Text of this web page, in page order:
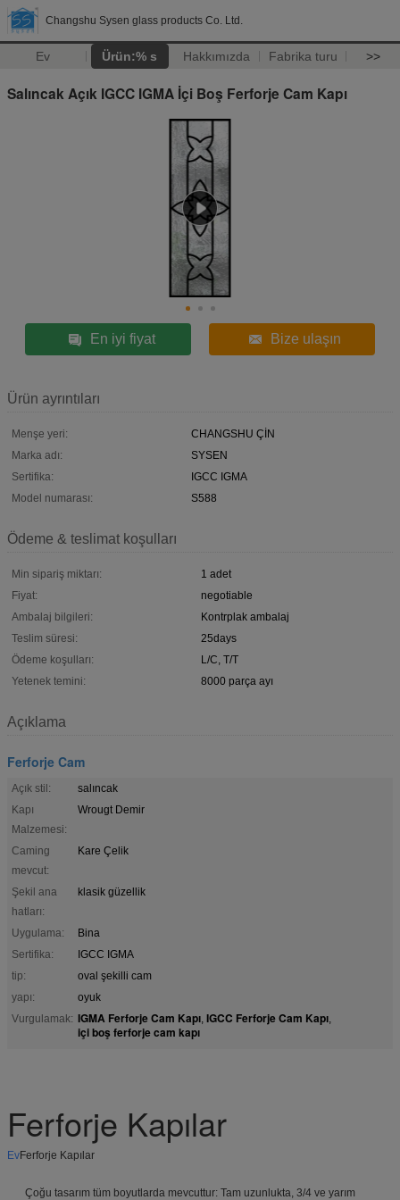
Changshu Sysen glass products Co. Ltd.
Ev Ürün:% s Hakkımızda Fabrika turu >>
Salıncak Açık IGCC IGMA İçi Boş Ferforje Cam Kapı
En iyi fiyat Bize ulaşın
Ürün ayrıntıları
Menşe yeri:
CHANGSHU ÇİN
Marka adı:
SYSEN
Sertifika:
IGCC IGMA
Model numarası:
S588
Ödeme & teslimat koşulları
Min sipariş miktarı:
1 adet
Fiyat:
negotiable
Ambalaj bilgileri:
Kontrplak ambalaj
Teslim süresi:
25days
Ödeme koşulları:
L/C, T/T
Yetenek temini:
8000 parça ayı
Açıklama
Ferforje Cam
Açık stil:
salıncak
Kapı
Malzemesi:
Wrougt Demir
Caming
mevcut:
Kare Çelik
Şekil ana
hatları:
klasik güzellik
Uygulama:
Bina
Sertifika:
IGCC IGMA
tip:
oval şekilli cam
yapı:
oyuk
Vurgulamak: IGMA Ferforje Cam Kapı, IGCC Ferforje Cam Kapı,
içi boş ferforje cam kapı
Ferforje Kapılar
EvFerforje Kapılar
Çoğu tasarım tüm boyutlarda mevcuttur: Tam uzunlukta, 3/4 ve yarım